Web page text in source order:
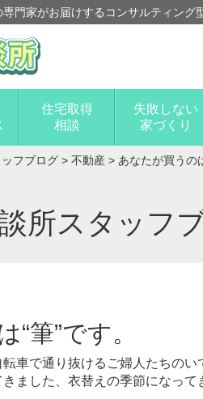
門家がお届けするコンサルティング
住宅取得
相談
失敗しない
家づくり
フブログ > 不動産 > あなたが買うの
所スタッフ
筆”です。
車で通り抜けるご婦人たちのい
ました、衣替えの季節になって